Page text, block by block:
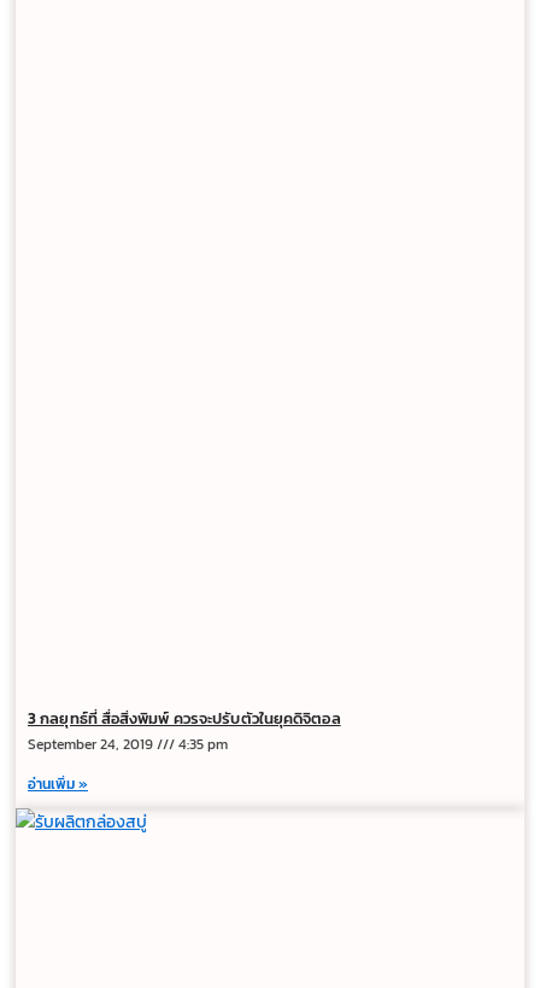
3 กลยุทธ์ที่ สื่อสิ่งพิมพ์ ควรจะปรับตัวในยุคดิจิตอล
September 24, 2019
4:35 pm
อ่านเพิ่ม »